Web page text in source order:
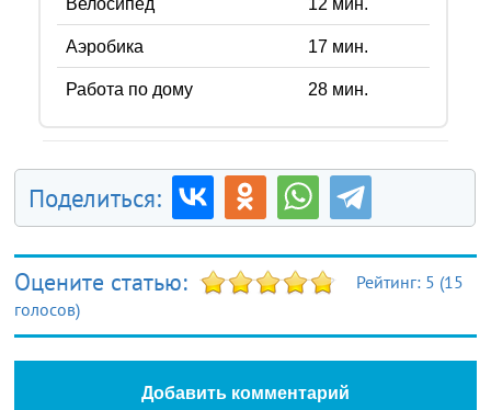
Аэробика 17мин.
Работа по дому 28мин.
Поделиться:
Оцените статью: Рейтинг: 5 (15
голосов)
Добавить комментарий